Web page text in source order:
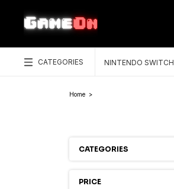
CATEGORIES NINTENDO SWITCH
Home >
CATEGORIES
PRICE